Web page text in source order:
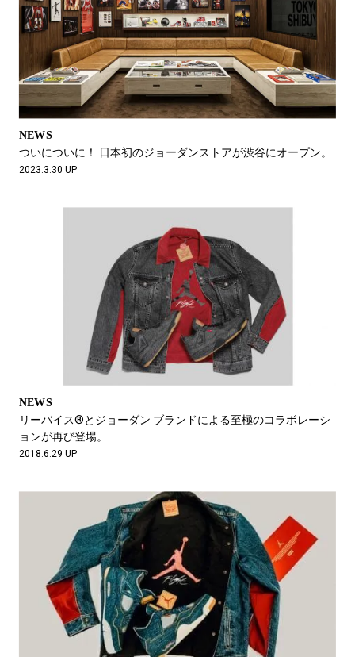
NEWS
ついについに！ 日本初のジョーダンストアが渋谷にオープン。
2023.3.30 UP
NEWS
リーバイス®とジョーダン ブランドによる至極のコラボレーシ
ョンが再び登場。
2018.6.29 UP